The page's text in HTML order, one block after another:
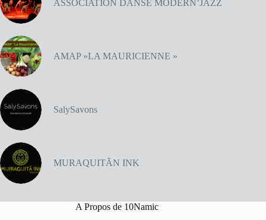
ASSOCIATION DANSE MODERN’JAZZ
AMAP »LA MAURICIENNE »
SalySavons
MURAQUITÃN INK
A Propos de 10Namic